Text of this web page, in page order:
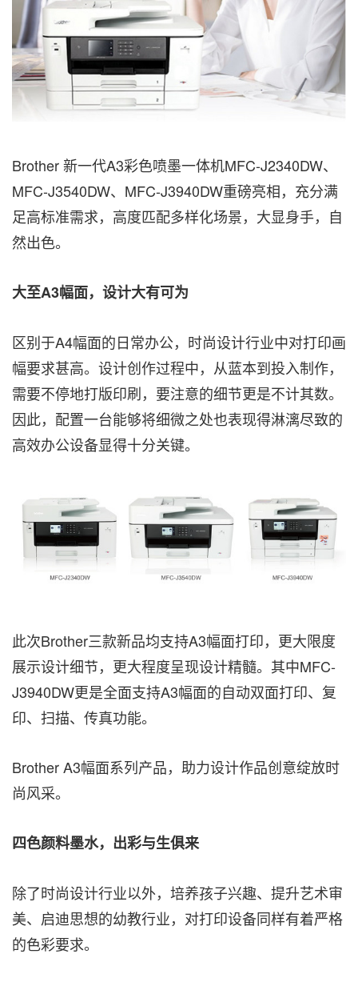
Brother 新一代A3彩色喷墨一体机MFC-J2340DW、
MFC-J3540DW、MFC-J3940DW重磅亮相，充分满
足高标准需求，高度匹配多样化场景，大显身手，自
然出色。
大至A3幅面， 设计大有可为
区别于A4幅面的日常办公，时尚设计行业中对打印画
幅要求甚高。设计创作过程中，从蓝本到投入制作，
需要不停地打版印刷，要注意的细节更是不计其数。
因此，配置一台能够将细微之处也表现得淋漓尽致的
高效办公设备显得十分关键。
此次Brother三款新品均支持A3幅面打印，更大限度
展示设计细节，更大程度呈现设计精髓。其中MFC-
J3940DW更是全面支持A3幅面的自动双面打印、复
印、扫描、传真功能。
Brother A3幅面系列产品，助力设计作品创意绽放时
尚风采。
四色颜料墨水，出彩与生俱来
除了时尚设计行业以外，培养孩子兴趣、提升艺术审
美、启迪思想的幼教行业，对打印设备同样有着严格
的色彩要求。